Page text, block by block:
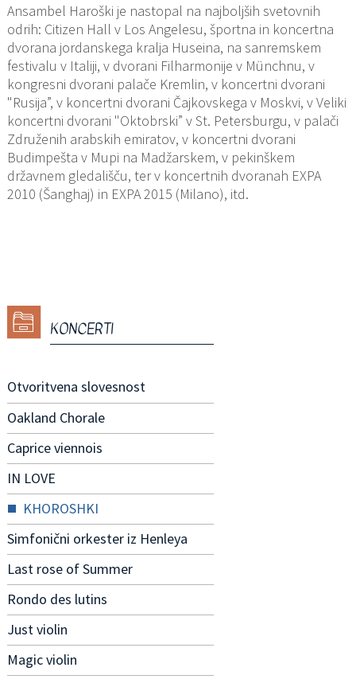
Ansambel Haroški je nastopal na najboljših svetovnih
odrih: Citizen Hall v Los Angelesu, športna in koncertna
dvorana jordanskega kralja Huseina, na sanremskem
festivalu v Italiji, v dvorani Filharmonije v Münchnu, v
kongresni dvorani palače Kremlin, v koncertni dvorani
"Rusija”, v koncertni dvorani Čajkovskega v Moskvi, v Veliki
koncertni dvorani "Oktobrski” v St. Petersburgu, v palači
Združenih arabskih emiratov, v koncertni dvorani
Budimpešta v Mupi na Madžarskem, v pekinškem
državnem gledališču, ter v koncertnih dvoranah EXPA
2010 (Šanghaj) in EXPA 2015 (Milano), itd.
KONCERTI
Otvoritvena slovesnost
Oakland Chorale
Caprice viennois
IN LOVE
KHOROSHKI
Simfonični orkester iz Henleya
Last rose of Summer
Rondo des lutins
Just violin
Magic violin